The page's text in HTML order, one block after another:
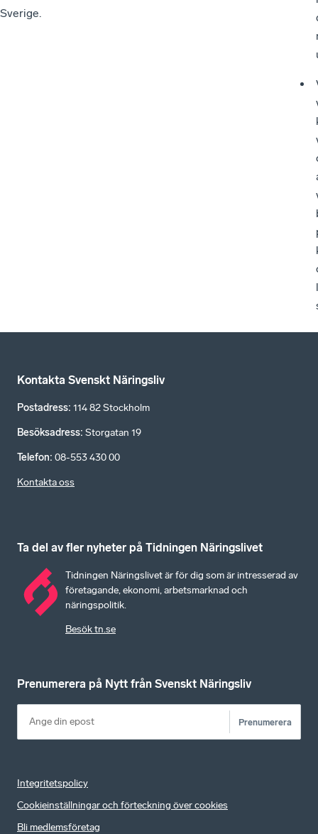
Sverige.
Kontakta Svenskt Näringsliv
Postadress: 114 82 Stockholm
Besöksadress: Storgatan 19
Telefon: 08-553 430 00
Kontakta oss
Ta del av fler nyheter på Tidningen Näringslivet
Tidningen Näringslivet är för dig som är intresserad av
företagande, ekonomi, arbetsmarknad och
näringspolitik.
Besök tn.se
Prenumerera på Nytt från Svenskt Näringsliv
Prenumerera
Integritetspolicy
Cookieinställningar och förteckning över cookies
Bli medlemsföretag